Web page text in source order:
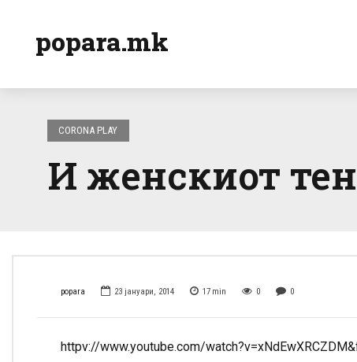
popara.mk
CORONA PLAY
И женскиот
popara 23 јануари, 2014 17 min 0 0
httpv://www.youtube.com/